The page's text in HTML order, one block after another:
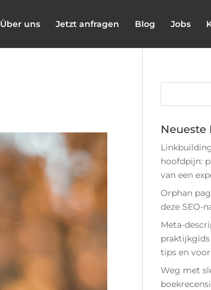
Über uns Jetzt anfragen Blog Jobs
Neueste
hoofdpijn:
van een
Orphan
deze SEO-
Meta-
tips en
Weg met